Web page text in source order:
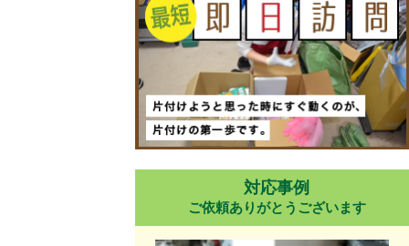
対応事例
ご依頼ありがとうございます